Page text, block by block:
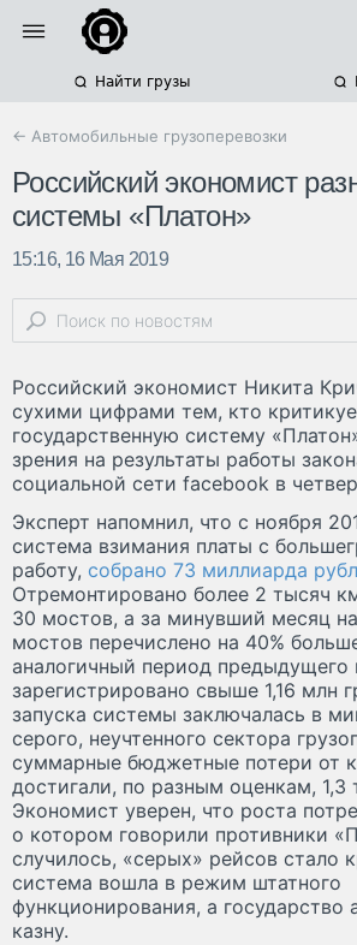
Найти грузы
← Автомобильные грузоперевозки
Российский экономист
системы «Платон»
15:16, 16 Мая 2019
Российский экономист Никита
сухими цифрами тем, кто
государственную систему
зрения на результаты работы
социальной сети facebook в
Эксперт напомнил, что с ноября
система взимания платы с
работу, собрано 73 миллиарда
Отремонтировано более 2 тысяч
30 мостов, а за минувший месяц
мостов перечислено на 40%
аналогичный период предыдущего
зарегистрировано свыше 1,16 млн
запуска системы заключалась в
серого, неучтенного сектора
суммарные бюджетные потери от
достигали, по разным оценкам, 1,3
Экономист уверен, что роста
о котором говорили противники
случилось, «серых» рейсов стало
система вошла в режим штатного
функционирования, а государство
казну.